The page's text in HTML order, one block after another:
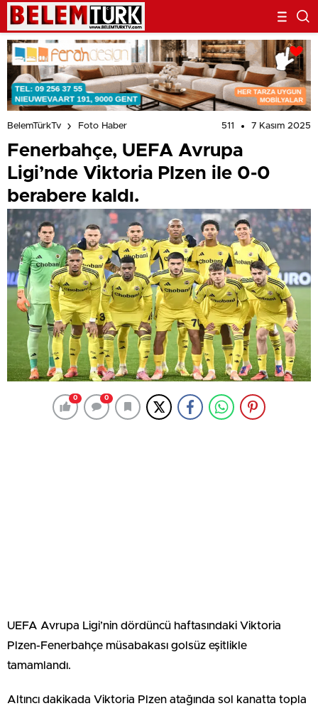
BelemTürkTv Foto Haber 511 7 Kasım 2025
Fenerbahçe, UEFA Avrupa
Ligi’nde Viktoria Plzen ile 0-0
berabere kaldı.
0 0
UEFA Avrupa Ligi’nin dördüncü haftasındaki Viktoria
Plzen-Fenerbahçe müsabakası golsüz eşitlikle
tamamlandı.
Altıncı dakikada Viktoria Plzen atağında sol kanatta topla